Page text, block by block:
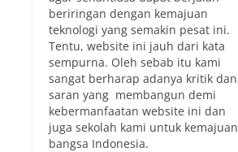
beriringan dengan kemajuan
teknologi yang semakin pesat ini.
Tentu, website ini jauh dari kata
sempurna. Oleh sebab itu kami
sangat berharap adanya kritik dan
saran yang membangun demi
kebermanfaatan website ini dan
juga sekolah kami untuk kemajuan
bangsa Indonesia.